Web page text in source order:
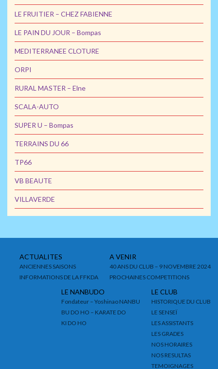
LE FRUITIER – CHEZ FABIENNE
LE PAIN DU JOUR – Bompas
MEDITERRANEE CLOTURE
ORPI
RURAL MASTER – Elne
SCALA-AUTO
SUPER U – Bompas
TERRAINS DU 66
TP66
VB BEAUTE
VILLAVERDE
ACTUALITES
ANCIENNES SAISONS
INFORMATIONS DE LA FFKDA
A VENIR
40 ANS DU CLUB – 9 NOVEMBRE 2024
PROCHAINES COMPETITIONS
LE NANBUDO
Fondateur – Yoshinao NANBU
BU DO HO – KARATE DO
KI DO HO
LE CLUB
HISTORIQUE DU CLUB
LE SENSEÏ
LES ASSISTANTS
LES GRADES
NOS HORAIRES
NOS RESULTAS
TEMOIGNAGES